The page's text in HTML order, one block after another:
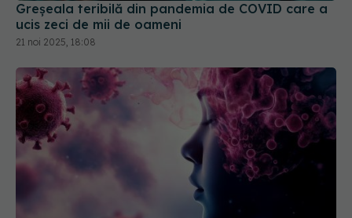
Greșeala teribilă din pandemia de COVID care a
ucis zeci de mii de oameni
21 noi 2025, 18:08